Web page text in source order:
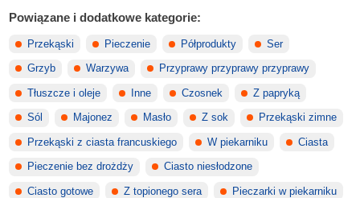
Powiązane i dodatkowe kategorie:
Przekąski Pieczenie Półprodukty Ser
Grzyb Warzywa Przyprawy przyprawy przyprawy
Tłuszcze i oleje Inne Czosnek Z papryką
Sól Majonez Masło Z sok Przekąski zimne
Przekąski z ciasta francuskiego W piekarniku Ciasta
Pieczenie bez drożdży Ciasto niesłodzone
Ciasto gotowe Z topionego sera Pieczarki w piekarniku